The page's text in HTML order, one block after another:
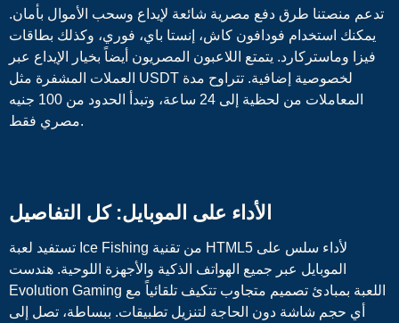
تدعم منصتنا طرق دفع مصرية شائعة لإيداع وسحب الأموال بأمان.
يمكنك استخدام فودافون كاش، إنستا باي، فوري، وكذلك بطاقات
فيزا وماستركارد. يتمتع اللاعبون المصريون أيضاً بخيار الإيداع عبر
العملات المشفرة مثل USDT لخصوصية إضافية. تتراوح مدة
المعاملات من لحظية إلى 24 ساعة، وتبدأ الحدود من 100 جنيه
مصري فقط.
الأداء على الموبايل: كل التفاصيل
تستفيد لعبة Ice Fishing من تقنية HTML5 لأداء سلس على
الموبايل عبر جميع الهواتف الذكية والأجهزة اللوحية. هندست
Evolution Gaming اللعبة بمبادئ تصميم متجاوب تتكيف تلقائياً مع
أي حجم شاشة دون الحاجة لتنزيل تطبيقات. ببساطة، تصل إلى